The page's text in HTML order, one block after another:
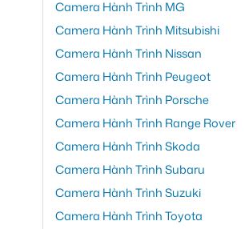
Camera Hành Trình MG
Camera Hành Trình Mitsubishi
Camera Hành Trình Nissan
Camera Hành Trình Peugeot
Camera Hành Trình Porsche
Camera Hành Trình Range Rover
Camera Hành Trình Skoda
Camera Hành Trình Subaru
Camera Hành Trình Suzuki
Camera Hành Trình Toyota